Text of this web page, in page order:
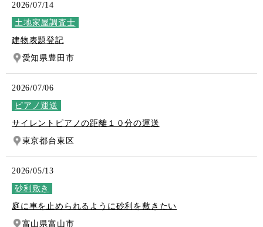
2026/07/14
土地家屋調査士
建物表題登記
愛知県豊田市
2026/07/06
ピアノ運送
サイレントピアノの距離１０分の運送
東京都台東区
2026/05/13
砂利敷き
庭に車を止められるように砂利を敷きたい
富山県富山市